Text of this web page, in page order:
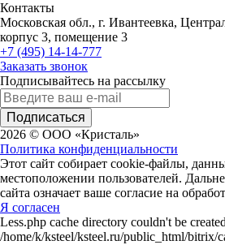
Контакты
Московская обл., г. Ивантеевка,
корпус 3, помещение 3
+7 (495) 14-14-777
Заказать звонок
Подписывайтесь на рассылку
Подписаться
2026 © ООО «Кристаль»
Политика конфиденциальности
Этот сайт собирает cookie-файлы,
местоположении пользователей.
сайта означает ваше согласие на
Я согласен
Less.php cache directory couldn't be
/home/k/ksteel/ksteel.ru/public_html/bitrix/